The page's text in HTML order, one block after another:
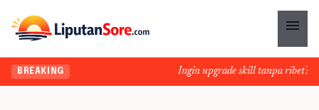
menu
BREAKING Ingin upgrade skill tanpa ribet?